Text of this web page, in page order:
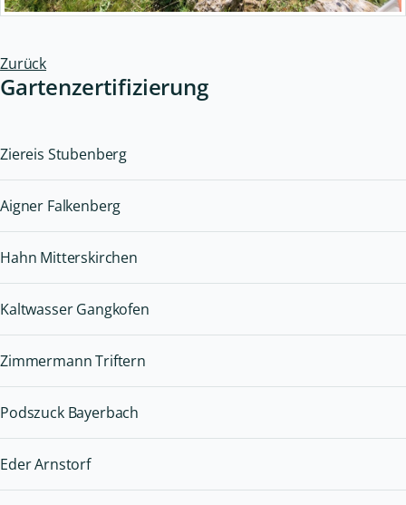
Zurück
Gartenzertifizierung
Ziereis Stubenberg
Aigner Falkenberg
Hahn Mitterskirchen
Kaltwasser Gangkofen
Zimmermann Triftern
Podszuck Bayerbach
Eder Arnstorf